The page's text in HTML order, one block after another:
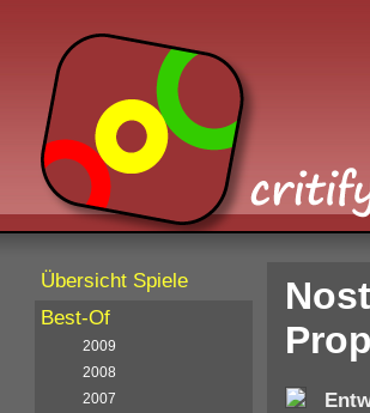
Übersicht Spiele
Best-Of
2009
2008
2007